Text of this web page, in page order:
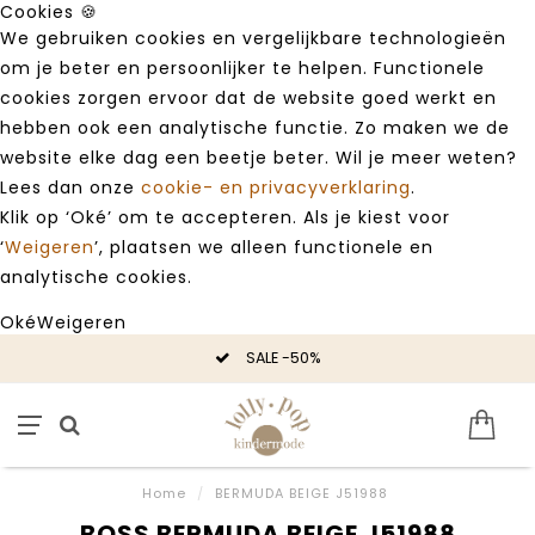
Cookies 🍪
We gebruiken cookies en vergelijkbare technologieën
om je beter en persoonlijker te helpen. Functionele
cookies zorgen ervoor dat de website goed werkt en
hebben ook een analytische functie. Zo maken we de
website elke dag een beetje beter. Wil je meer weten?
Lees dan onze cookie- en privacyverklaring.
Klik op ‘Oké’ om te accepteren. Als je kiest voor
‘Weigeren’, plaatsen we alleen functionele en
analytische cookies.
OkéWeigeren
SALE -50%
Home / BERMUDA BEIGE J51988